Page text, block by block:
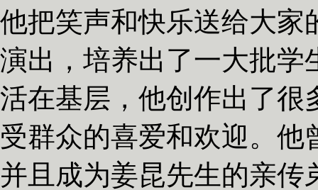
他把笑声和快乐送给大家
演出，培养出了一大批学
活在基层，他创作出了很
受群众的喜爱和欢迎。
并且成为姜昆先生的亲